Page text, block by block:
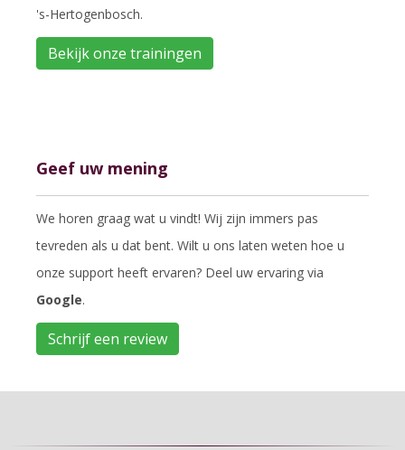
's-Hertogenbosch.
Bekijk onze trainingen
Geef uw mening
We horen graag wat u vindt! Wij zijn immers pas
tevreden als u dat bent. Wilt u ons laten weten hoe u
onze support heeft ervaren? Deel uw ervaring via
Google.
Schrijf een review